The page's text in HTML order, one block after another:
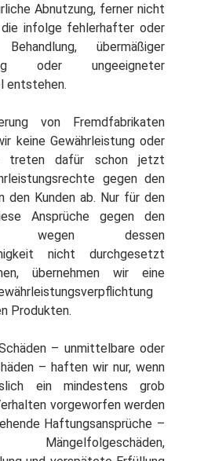
Abnutzung, ferner nicht
die infolge fehlerhafter oder
Behandlung, übermäßiger
oder ungeeigneter
entstehen.
von Fremdfabrikaten
keine Gewährleistung oder
treten dafür schon jetzt
gegen den
den Kunden ab. Nur für den
Ansprüche gegen den
wegen dessen
nicht durchgesetzt
übernehmen wir eine
Produkten.
– unmittelbare oder
– haften wir nur, wenn
ein mindestens grob
vorgeworfen werden
Haftungsansprüche –
Mängelfolgeschäden,